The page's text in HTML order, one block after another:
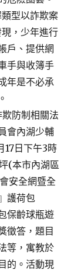
型以詐欺案
，少年進行
戶、提供網
手與收簿手
年是不必承
防制相關法
會內湖少輔
17日下午3時
(本市內湖區
安全網暨全
護荷包
保齡球瓶遊
徵答，題目
等，寓教於
的。活動現